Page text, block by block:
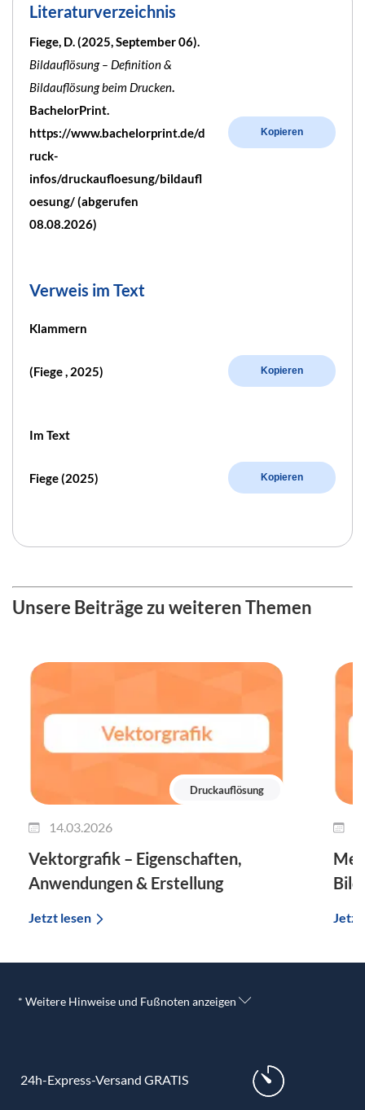
Literaturverzeichnis
Fiege, D. (2025, September 06).
Bildauflösung – Definition &
Bildauflösung beim Drucken.
BachelorPrint.
https://www.bachelorprint.de/d
ruck-
infos/druckaufloesung/bildaufl
oesung/ (abgerufen
08.08.2026)
Kopieren
Verweis im Text
Klammern
(Fiege , 2025) Kopieren
Im Text
Fiege (2025) Kopieren
Unsere Beiträge zu weiteren Themen
Druckauflösung
14.03.2026
Vektorgrafik – Eigenschaften,
Anwendungen & Erstellung
Jetzt lesen
* Weitere Hinweise und Fußnoten anzeigen
24h-Express-Versand GRATIS